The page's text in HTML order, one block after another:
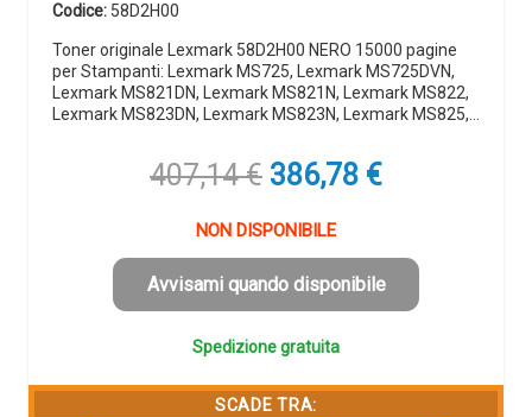
Codice: 58D2H00
Toner originale Lexmark 58D2H00 NERO 15000 pagine
per Stampanti: Lexmark MS725, Lexmark MS725DVN,
Lexmark MS821DN, Lexmark MS821N, Lexmark MS822,
Lexmark MS823DN, Lexmark MS823N, Lexmark MS825,…
407,14€ Il
originale
era:
407,14 €.
386,78 €Il
è:
386,78 €.
NON DISPONIBILE
Avvisami quando disponibile
Spedizione gratuita
SCADE TRA: